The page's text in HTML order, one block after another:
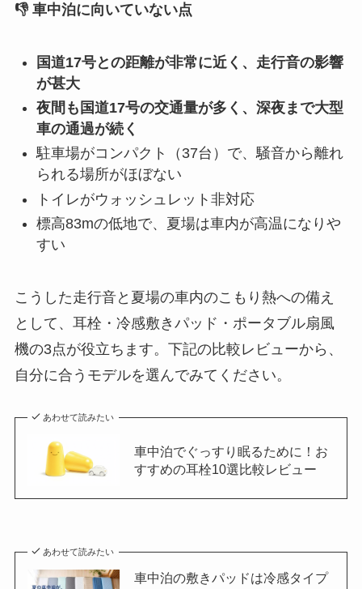
👎 車中泊に向いていない点
国道17号との距離が非常に近く、走行音の影響
が甚大
夜間も国道17号の交通量が多く、深夜まで大型
車の通過が続く
駐車場がコンパクト（37台）で、騒音から離れ
られる場所がほぼない
トイレがウォッシュレット非対応
標高83mの低地で、夏場は車内が高温になりや
すい
こうした走行音と夏場の車内のこもり熱への備え
として、耳栓・冷感敷きパッド・ポータブル扇風
機の3点が役立ちます。下記の比較レビューから、
自分に合うモデルを選んでみてください。
あわせて読みたい
車中泊でぐっすり眠るために！お
すすめの耳栓10選比較レビュー
あわせて読みたい
車中泊の敷きパッドは冷感タイプ